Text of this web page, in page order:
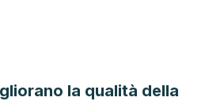
la qualità della